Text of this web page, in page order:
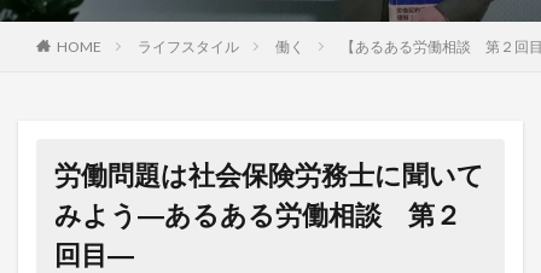
HOME ライフスタイル 働く 【あるある労働相談 第２回
労働問題は社会保険労務士に聞いて
みよう―あるある労働相談 第２
回目―